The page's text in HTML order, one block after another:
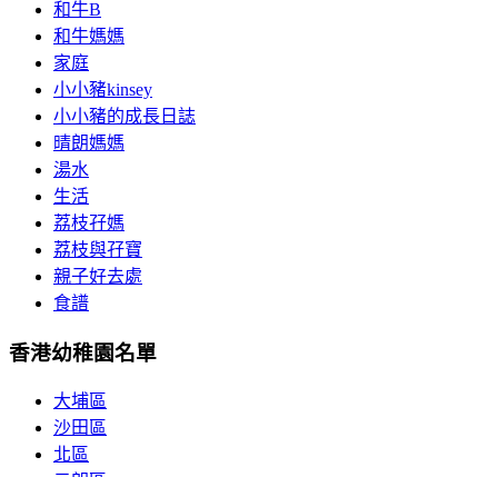
和牛B
和牛媽媽
家庭
小小豬kinsey
小小豬的成長日誌
晴朗媽媽
湯水
生活
荔枝孖媽
荔枝與孖寶
親子好去處
食譜
香港幼稚園名單
大埔區
沙田區
北區